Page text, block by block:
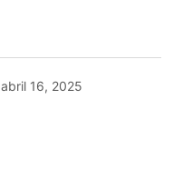
abril 16, 2025